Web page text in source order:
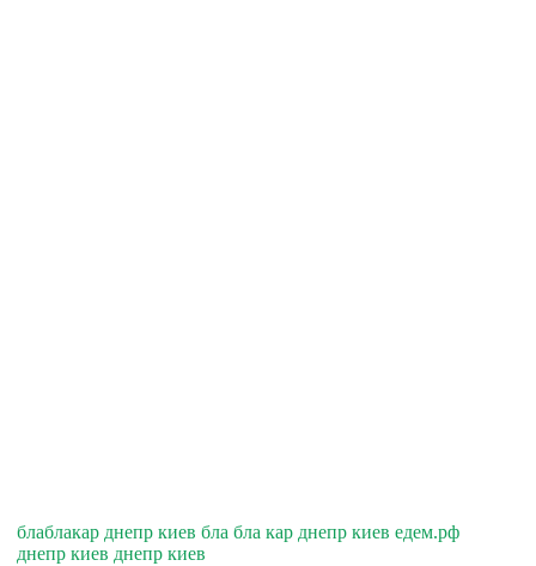
блаблакар днепр киев бла бла кар днепр киев едем.рф
днепр киев днепр киев